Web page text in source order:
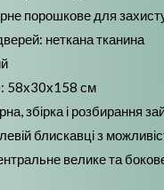
порошкове для захисту
неткана тканина
58x30x158 см
збірка і розбирання
блискавці з
велике та